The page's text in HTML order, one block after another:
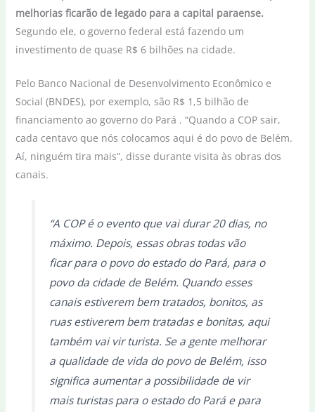
melhorias ficarão de legado para a capital paraense.
Segundo ele, o governo federal está fazendo um
investimento de quase R$ 6 bilhões na cidade.
Pelo Banco Nacional de Desenvolvimento Econômico e
Social (BNDES), por exemplo, são R$ 1,5 bilhão de
financiamento ao governo do Pará . “Quando a COP sair,
cada centavo que nós colocamos aqui é do povo de Belém.
Aí, ninguém tira mais”, disse durante visita às obras dos
canais.
“A COP é o evento que vai durar 20 dias, no
máximo. Depois, essas obras todas vão
ficar para o povo do estado do Pará, para o
povo da cidade de Belém. Quando esses
canais estiverem bem tratados, bonitos, as
ruas estiverem bem tratadas e bonitas, aqui
também vai vir turista. Se a gente melhorar
a qualidade de vida do povo de Belém, isso
significa aumentar a possibilidade de vir
mais turistas para o estado do Pará e para